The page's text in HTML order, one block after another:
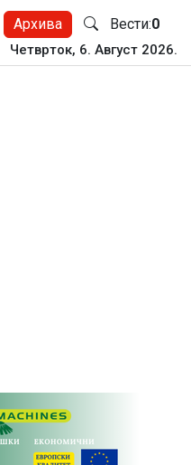
Архива Вести:0
Четврток, 6. Август 2026.